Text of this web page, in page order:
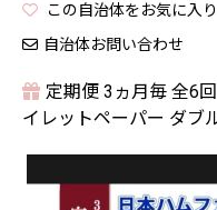
この自治体をお気に入り
自治体お問い合わせ
定期便 3ヵ月毎 全6
イレットペーパー ダブ